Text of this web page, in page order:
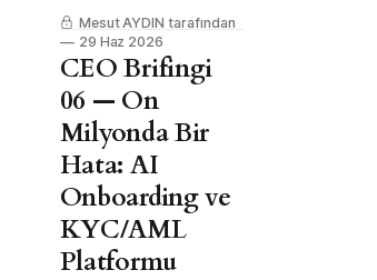
Haziran duvarıyla
bankalara kripto
saklama ortaklık fırsatı.
Mesut AYDIN tarafından
29 Haz 2026
CEO Brifingi
06 — On
Milyonda Bir
Hata: AI
Onboarding ve
KYC/AML
Platformu